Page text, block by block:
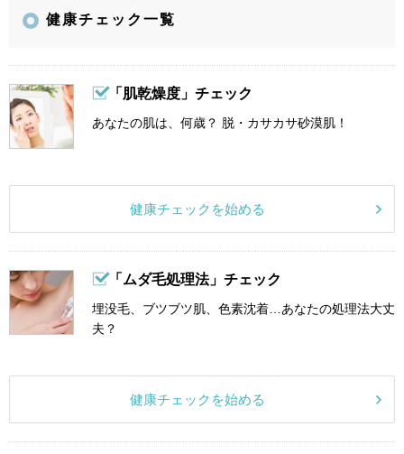
健康チェック一覧
「肌乾燥度」チェック
あなたの肌は、何歳？ 脱・カサカサ砂漠肌！
健康チェックを始める
「ムダ毛処理法」チェック
埋没毛、ブツブツ肌、色素沈着…あなたの処理法大丈
夫？
健康チェックを始める